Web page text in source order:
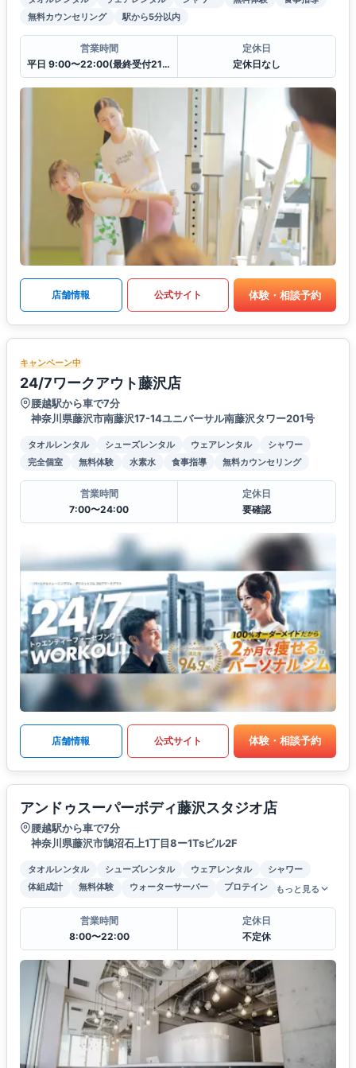
無料カウンセリング
駅から5分以内
営業時間
平日 9:00〜22:00(最終受付21:00)
定休日
定休日なし
店舗情報 公式サイト 体験・相談予約
キャンペーン中
24/7ワークアウト藤沢店
腰越駅から車で7分
神奈川県藤沢市南藤沢17-14ユニバーサル南藤沢タワー201号
タオルレンタル シューズレンタル ウェアレンタル
シャワー
完全個室
無料体験 水素水 食事指導 無料カウンセリング
営業時間
7:00〜24:00
定休日
要確認
店舗情報 公式サイト 体験・相談予約
アンドゥスーパーボディ藤沢スタジオ店
腰越駅から車で7分
神奈川県藤沢市鵠沼石上1丁目8ー1Tsビル2F
タオルレンタル シューズレンタル ウェアレンタル
シャワー
体組成計
無料体験 ウォーターサーバー プロテイン もっと見る
営業時間
8:00〜22:00
定休日
不定休